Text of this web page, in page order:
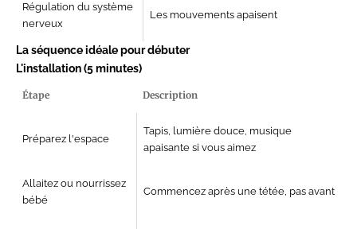
Régulation du système
nerveux
Les mouvements apaisent
La séquence idéale pour débuter
L'installation (5 minutes)
Étape Description
Préparez l'espace
Tapis, lumière douce, musique
apaisante si vous aimez
Allaitez ou nourrissez
bébé
Commencez après une tétée, pas avant